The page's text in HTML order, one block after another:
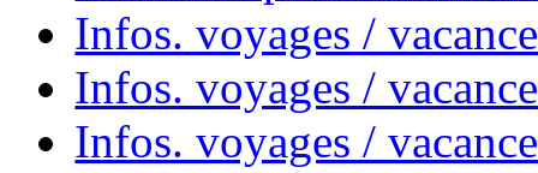
Infos. voyages /
Infos. voyages /
Infos. voyages /